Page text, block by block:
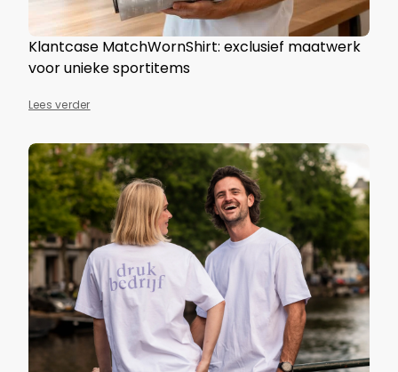
Klantcase MatchWornShirt: exclusief maatwerk
voor unieke sportitems
Lees verder